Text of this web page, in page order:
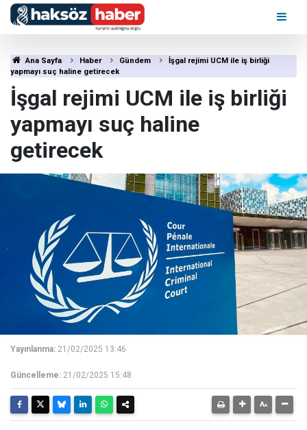
Ana Sayfa Haber Gündem
İşgal rejimi UCM ile iş birliği
yapmayı suç haline getirecek
İşgal rejimi UCM ile iş birliği
yapmayı suç haline
getirecek
Yayınlanma: 21/02/2025 13:46
Güncelleme: 21/02/2025 15:48